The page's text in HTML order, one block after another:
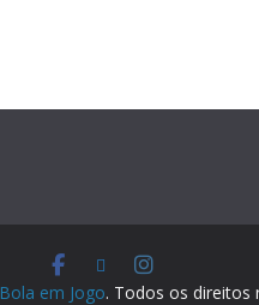
Bola em Jogo. Todos os direitos